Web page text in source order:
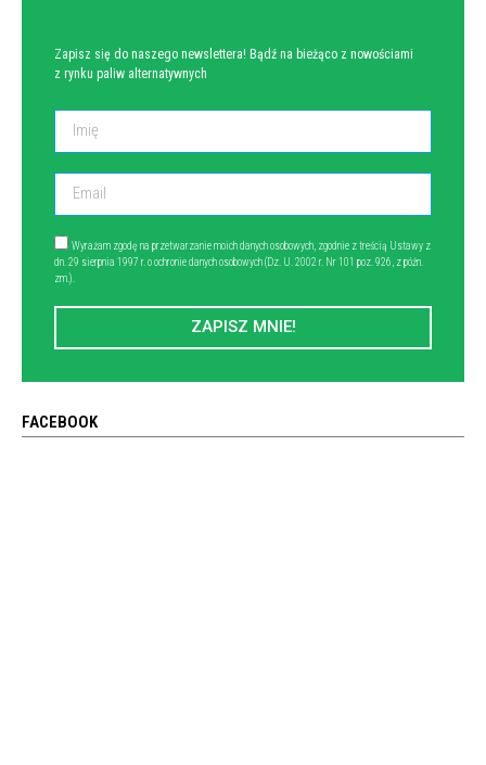
Zapisz się do naszego newslettera! Bądź na bieżąco z nowościami
z rynku paliw alternatywnych
Wyrażam zgodę na przetwarzanie moich danych osobowych, zgodnie z treścią Ustawy z
dn. 29 sierpnia 1997 r. o ochronie danych osobowych (Dz. U. 2002 r. Nr 101 poz. 926, z późn.
zm.).
ZAPISZ MNIE!
FACEBOOK